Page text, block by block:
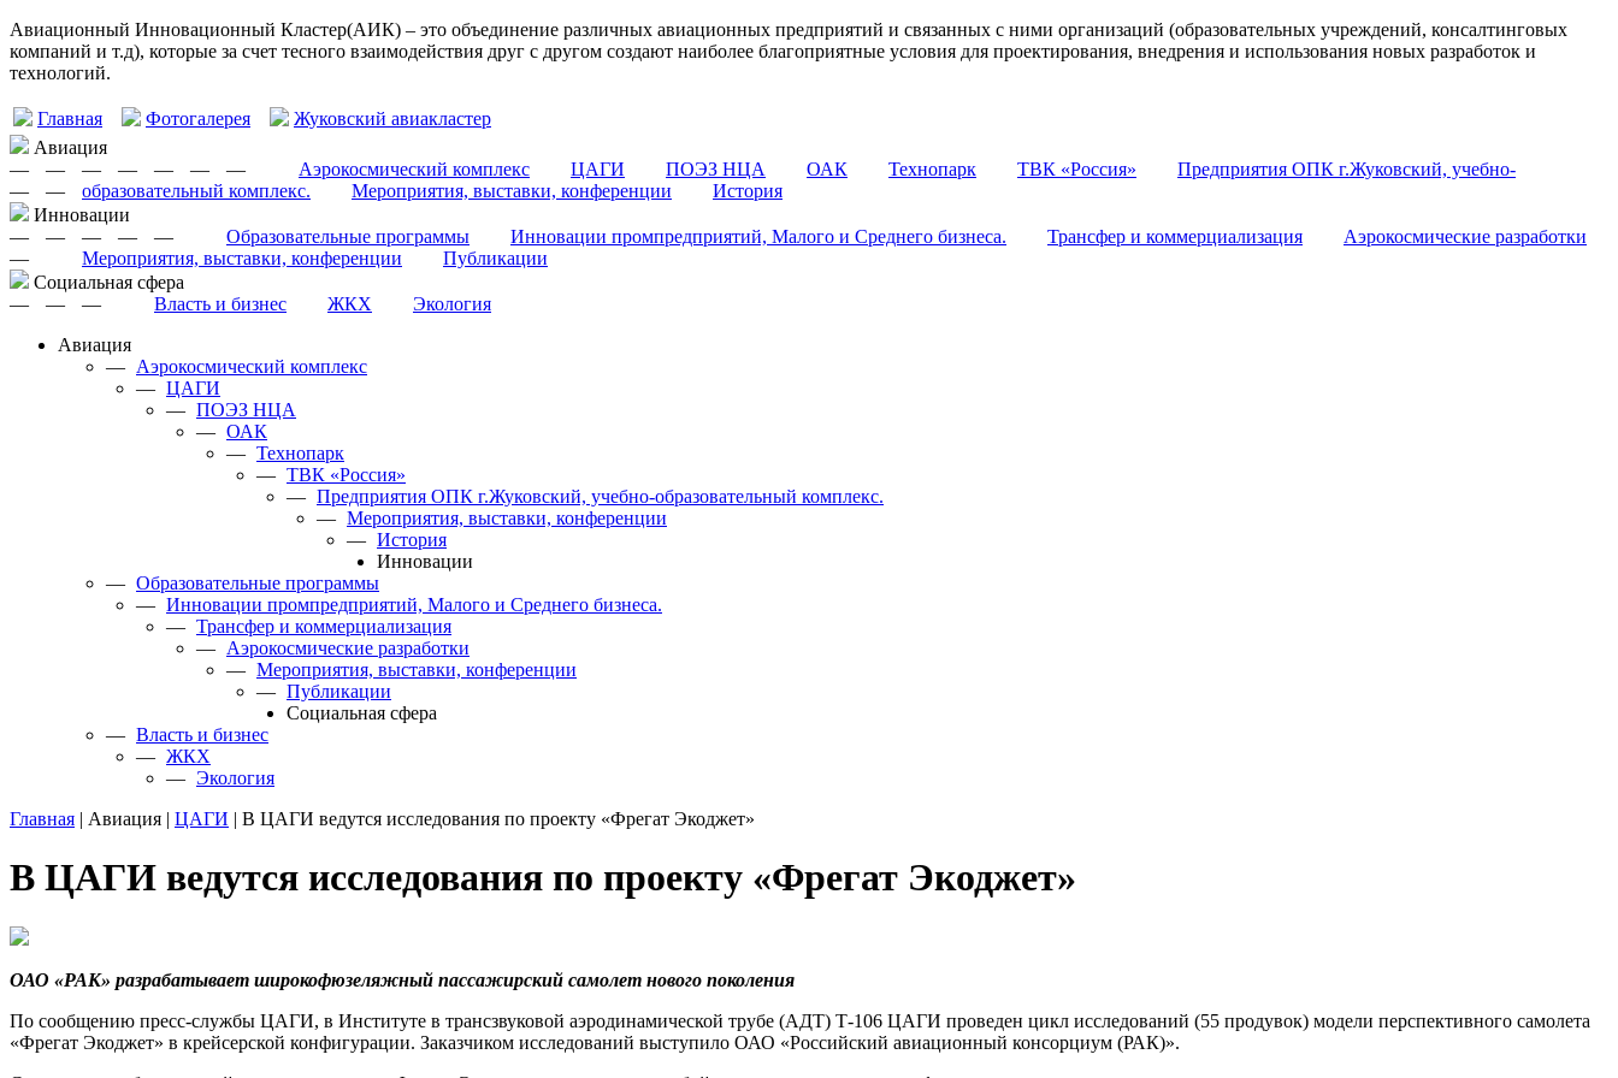
Авиационный Инновационный Кластер(АИК) – это объединение различных авиационных предприятий и связанных с ними организаций (образовательных учреждений, консалтинговых
компаний и т.д), которые за счет тесного взаимодействия друг с другом создают наиболее благоприятные условия для проектирования, внедрения и использования новых разработок и
технологий.
Главная Фотогалерея
Жуковский авиакластер
Авиация
—
Аэрокосмический комплекс
— ЦАГИ
— ПОЭЗ НЦА
— ОАК
— Технопарк
— ТВК «Россия»
—
Предприятия ОПК г.Жуковский, учебно-
образовательный комплекс.
— Мероприятия, выставки, конференции
—
История
Инновации
—
Образовательные программы
— Инновации промпредприятий, Малого и Среднего бизнеса.
— Трансфер и коммерциализация
— Аэрокосмические разработки
—
Мероприятия, выставки, конференции
—
Публикации
Cоциальная сфера
—
Власть и бизнес
— ЖКХ
—
Экология
Авиация
— Аэрокосмический комплекс
— ЦАГИ
— ПОЭЗ НЦА
— ОАК
— Технопарк
— ТВК «Россия»
— Предприятия ОПК г.Жуковский, учебно-образовательный комплекс.
— Мероприятия, выставки, конференции
— История
Инновации
— Образовательные программы
— Инновации промпредприятий, Малого и Среднего бизнеса.
— Трансфер и коммерциализация
— Аэрокосмические разработки
— Мероприятия, выставки, конференции
— Публикации
Cоциальная сфера
— Власть и бизнес
— ЖКХ
— Экология
Главная | Авиация | ЦАГИ | В ЦАГИ ведутся исследования по проекту «Фрегат Экоджет»
В ЦАГИ ведутся исследования по проекту «Фрегат Экоджет»
ОАО «РАК» разрабатывает широкофюзеляжный пассажирский самолет нового поколения
По сообщению пресс-службы ЦАГИ, в Институте в трансзвуковой аэродинамической трубе (АДТ) Т-106 ЦАГИ проведен цикл исследований (55 продувок) модели перспективного самолета
«Фрегат Экоджет» в крейсерской конфигурации. Заказчиком исследований выступило ОАО «Российский авиационный консорциум (РАК)».